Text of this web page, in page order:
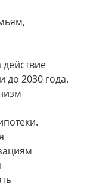
до 2030 года.